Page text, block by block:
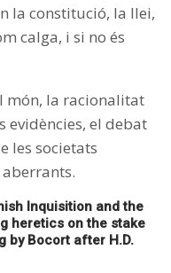
la constitució, la llei,
calga, i si no és
món, la racionalitat
evidències, el debat
les societats
aberrants.
Inquisition and the
heretics on the stake
by Bocort after H.D.